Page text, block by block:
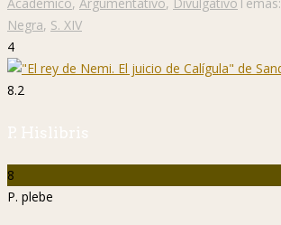
Negra, S. XIV
4
8.2
P. Hislibris
8
P. plebe